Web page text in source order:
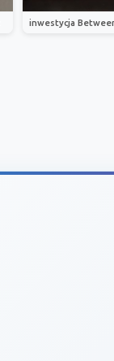
inwestycja